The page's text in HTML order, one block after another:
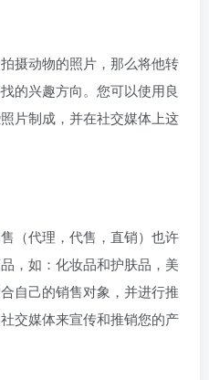
摄动物的照片，那么将他转
的兴趣方向。您可以使用良
片制成 ，并在社交媒体上这
（代理，代售，直销）也许
，如：化妆品和护肤品，美
自己的销售对象，并进行推
交媒体来宣传和推销您的产